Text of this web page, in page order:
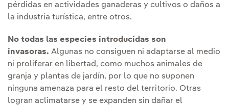
pérdidas en actividades ganaderas y cultivos o daños a
la industria turística, entre otros.
No todas las especies introducidas son
invasoras. Algunas no consiguen ni adaptarse al medio
ni proliferar en libertad, como muchos animales de
granja y plantas de jardín, por lo que no suponen
ninguna amenaza para el resto del territorio. Otras
logran aclimatarse y se expanden sin dañar el